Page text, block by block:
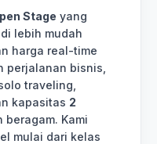
Stage yang
lebih mudah
harga real-time
perjalanan bisnis,
traveling,
kapasitas 2
Kami
mulai dari kelas